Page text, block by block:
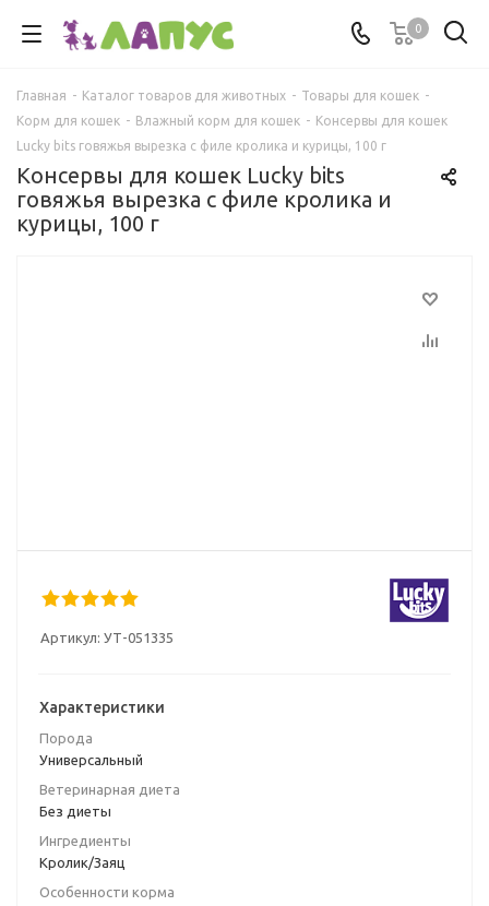
0
Главная - Каталог товаров для животных - Товары для кошек -
Корм для кошек - Влажный корм для кошек - Консервы для кошек
Lucky bits говяжья вырезка с филе кролика и курицы, 100 г
Консервы для кошек Lucky bits
говяжья вырезка с филе кролика и
курицы, 100 г
Артикул: УТ-051335
Характеристики
Порода
Универсальный
Ветеринарная диета
Без диеты
Ингредиенты
Кролик/Заяц
Особенности корма